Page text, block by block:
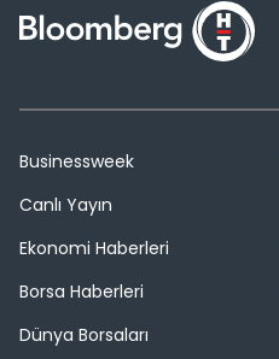
Businessweek
Canlı Yayın
Ekonomi Haberleri
Borsa Haberleri
Dünya Borsaları